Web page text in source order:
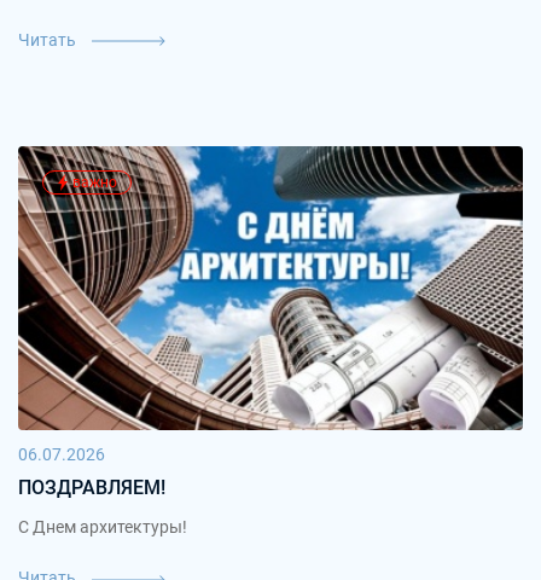
Читать
важно
06.07.2026
ПОЗДРАВЛЯЕМ!
С Днем архитектуры!